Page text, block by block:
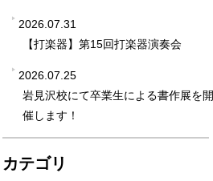
2026.07.31
【打楽器】第15回打楽器演奏会
2026.07.25
岩見沢校にて卒業生による書作展を開
催します！
カテゴリ